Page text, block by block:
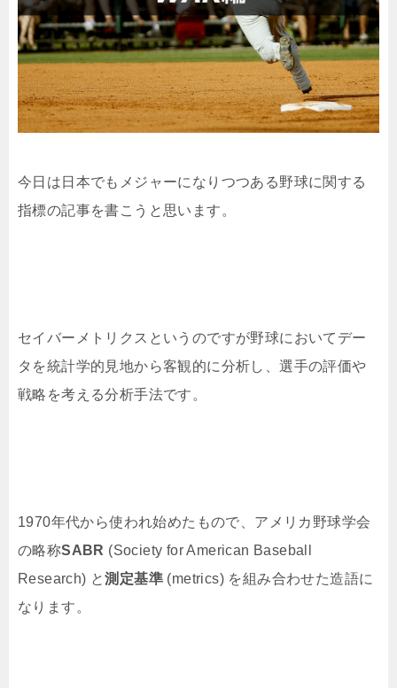
今日は日本でもメジャーになりつつある野球に関する
指標の記事を書こうと思います。
セイバーメトリクスというのですが野球においてデー
タを統計学的見地から客観的に分析し、選手の評価や
戦略を考える分析手法です。
1970年代から使われ始めたもので、アメリカ野球学会
の略称SABR (Society for American Baseball
Research) と測定基準 (metrics) を組み合わせた造語に
なります。